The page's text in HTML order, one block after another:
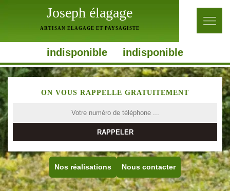
Joseph élagage
ARTISAN ELAGAGE ET PAYSAGISTE
indisponible indisponible
ON VOUS RAPPELLE GRATUITEMENT
Nos réalisations Nous contacter